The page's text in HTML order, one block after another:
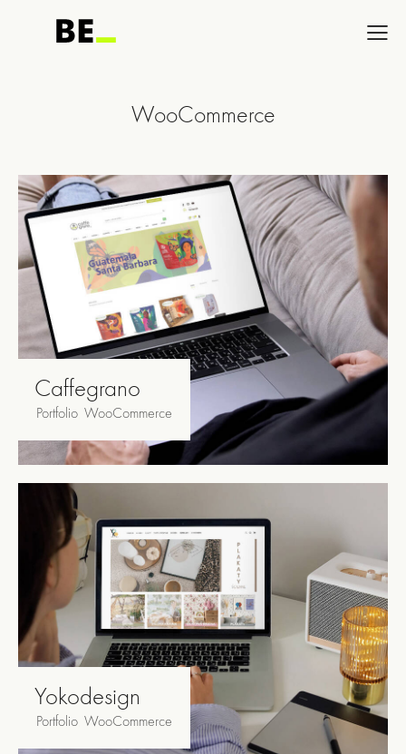
WooCommerce
Caffegrano
Portfolio WooCommerce
Yokodesign
Portfolio WooCommerce